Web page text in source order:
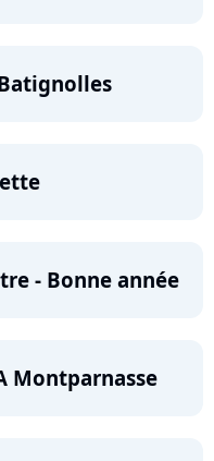
- Bonne année
Montparnasse